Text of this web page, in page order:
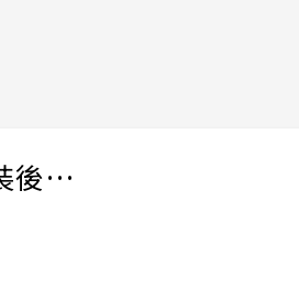
併結果查詢
通申請
後…